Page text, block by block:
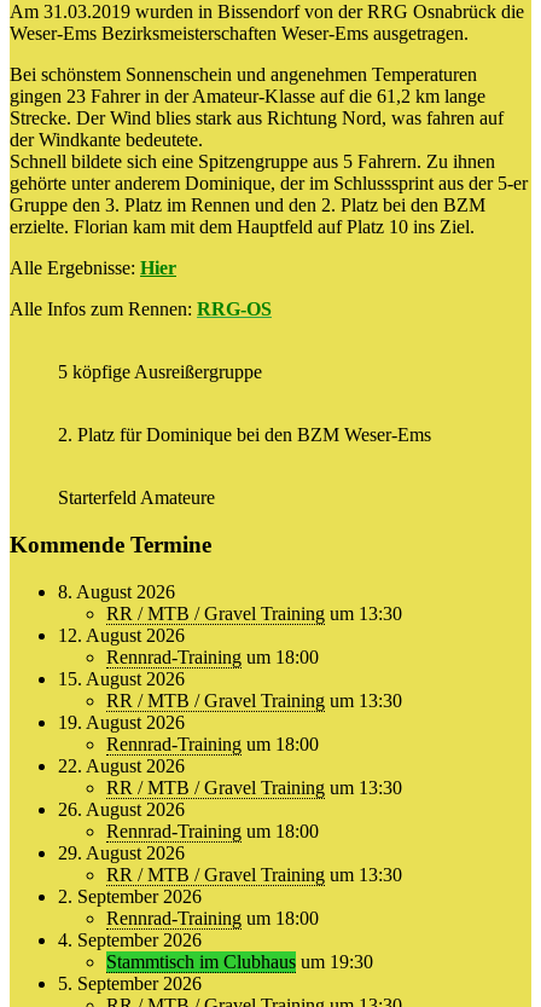
Am 31.03.2019 wurden in Bissendorf von der RRG Osnabrück die
Weser-Ems Bezirksmeisterschaften Weser-Ems ausgetragen.
Bei schönstem Sonnenschein und angenehmen Temperaturen
gingen 23 Fahrer in der Amateur-Klasse auf die 61,2 km lange
Strecke. Der Wind blies stark aus Richtung Nord, was fahren auf
der Windkante bedeutete.
Schnell bildete sich eine Spitzengruppe aus 5 Fahrern. Zu ihnen
gehörte unter anderem Dominique, der im Schlusssprint aus der 5-er
Gruppe den 3. Platz im Rennen und den 2. Platz bei den BZM
erzielte. Florian kam mit dem Hauptfeld auf Platz 10 ins Ziel.
Alle Ergebnisse: Hier
Alle Infos zum Rennen: RRG-OS
5 köpfige Ausreißergruppe
2. Platz für Dominique bei den BZM Weser-Ems
Starterfeld Amateure
Kommende Termine
8. August 2026
RR / MTB / Gravel Training um 13:30
12. August 2026
Rennrad-Training um 18:00
15. August 2026
RR / MTB / Gravel Training um 13:30
19. August 2026
Rennrad-Training um 18:00
22. August 2026
RR / MTB / Gravel Training um 13:30
26. August 2026
Rennrad-Training um 18:00
29. August 2026
RR / MTB / Gravel Training um 13:30
2. September 2026
Rennrad-Training um 18:00
4. September 2026
Stammtisch im Clubhaus um 19:30
5. September 2026